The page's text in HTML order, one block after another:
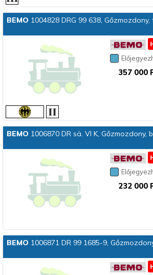
BEMO 1004828 DRG 99 638,
357 000
BEMO 1006870 DR sä. VI K, Gőzmozdony,
232 000
BEMO 1006871 DR 99 1685-9,